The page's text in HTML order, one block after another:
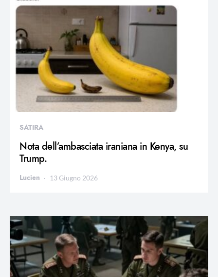
SATIRA
Nota dell’ambasciata iraniana in Kenya, su
Trump.
Lucien 13 Giugno 2026